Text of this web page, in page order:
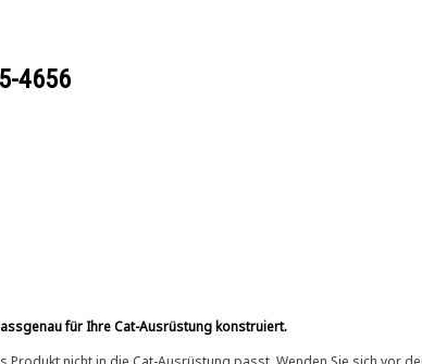
4656
für Ihre Cat-Ausrüstung konstruiert.